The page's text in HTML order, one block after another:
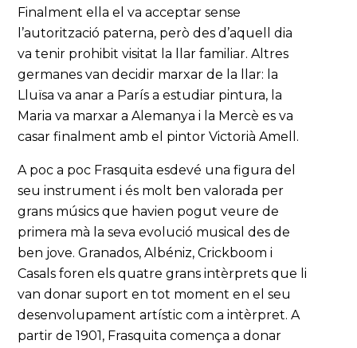
Finalment ella el va acceptar sense
l’autorització paterna, però des d’aquell dia
va tenir prohibit visitat la llar familiar. Altres
germanes van decidir marxar de la llar: la
Lluïsa va anar a París a estudiar pintura, la
Maria va marxar a Alemanya i la Mercè es va
casar finalment amb el pintor Victorià Amell.
A poc a poc Frasquita esdevé una figura del
seu instrument i és molt ben valorada per
grans músics que havien pogut veure de
primera mà la seva evolució musical des de
ben jove. Granados, Albéniz, Crickboom i
Casals foren els quatre grans intèrprets que li
van donar suport en tot moment en el seu
desenvolupament artístic com a intèrpret. A
partir de 1901, Frasquita comença a donar